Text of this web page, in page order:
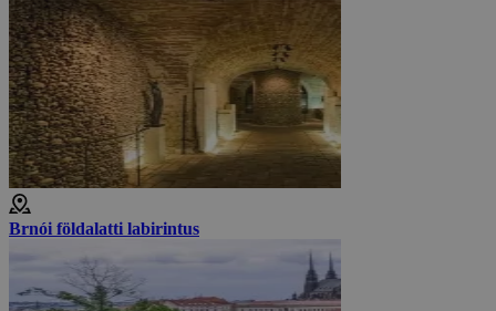
Brnói földalatti labirintus